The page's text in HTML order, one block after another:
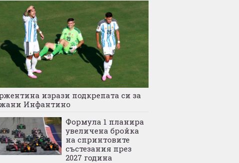
изрази подкрепата си за
Инфантино
Формула 1 планира
увеличена бройка
на спринтовите
състезания през
2027 година